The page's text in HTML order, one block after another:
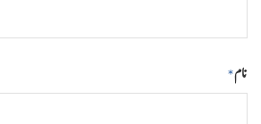
نام*